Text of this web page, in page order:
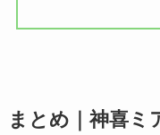
まとめ｜神喜ミ